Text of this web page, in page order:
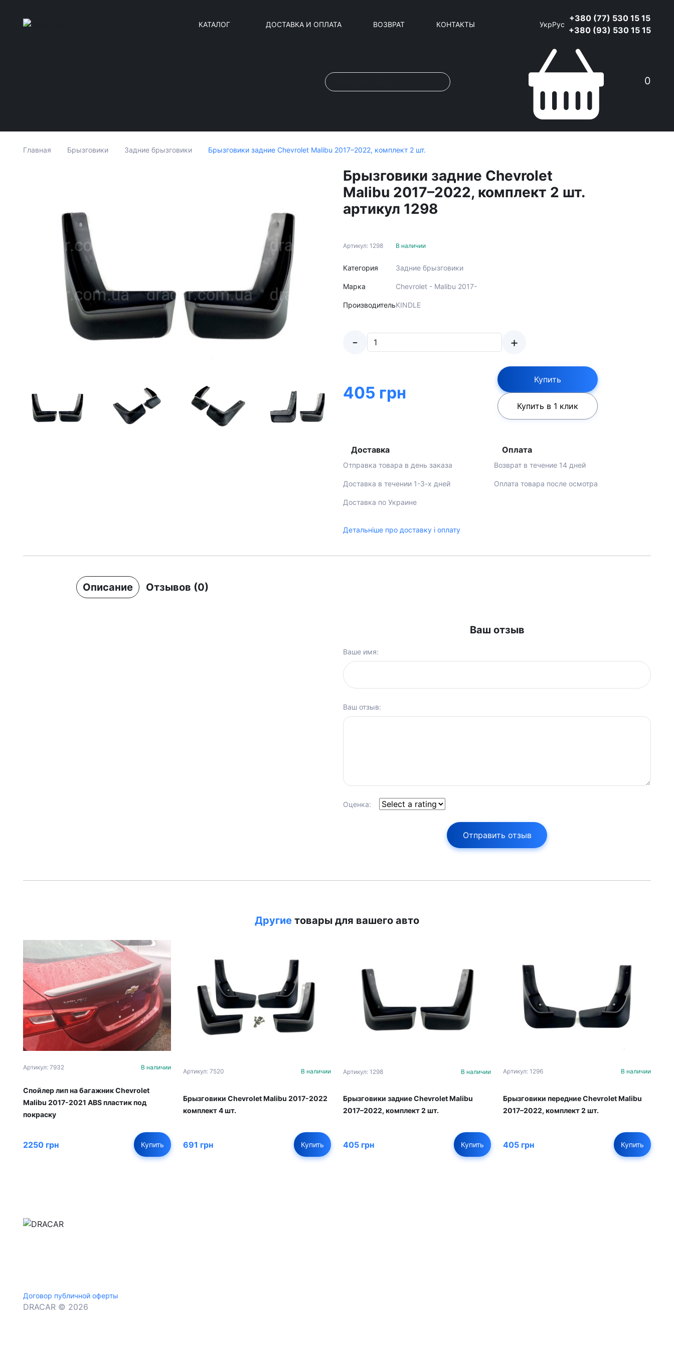
КАТАЛОГ ДОСТАВКА И ОПЛАТА ВОЗВРАТ КОНТАКТЫ УкрРус
+380 (77) 530 15 15
+380 (93) 530 15 15
0
Главная Брызговики Задние брызговики Брызговики задние Chevrolet Malibu 2017–2022, комплект 2 шт.
Брызговики задние Chevrolet
Malibu 2017–2022, комплект 2 шт.
артикул 1298
Артикул: 1298
Категория
Марка
Производитель
В наличии
Задние брызговики
Chevrolet - Malibu 2017-
KINDLE
- +
405 грн
Купить
Купить в 1 клик
Доставка
Отправка товара в день заказа
Доставка в течении 1-3-х дней
Доставка по Украине
Оплата
Возврат в течение 14 дней
Оплата товара после осмотра
Детальніше про доставку і оплату
Описание Отзывов (0)
Ваш отзыв
Ваше имя:
Ваш отзыв:
Оценка:
Отправить отзыв
Другие товары для вашего авто
Артикул: 7932 В наличии
Спойлер лип на багажник Chevrolet
Malibu 2017-2021 ABS пластик под
покраску
2250 грн Купить
Артикул: 7520 В наличии
Брызговики Chevrolet Malibu 2017-2022
комплект 4 шт.
691 грн Купить
Артикул: 1298 В наличии
Брызговики задние Chevrolet Malibu
2017–2022, комплект 2 шт.
405 грн Купить
Артикул: 1296 В наличии
Брызговики передние Chevrolet Malibu
2017–2022, комплект 2 шт.
405 грн Купить
Договор публичной оферты
DRACAR © 2026